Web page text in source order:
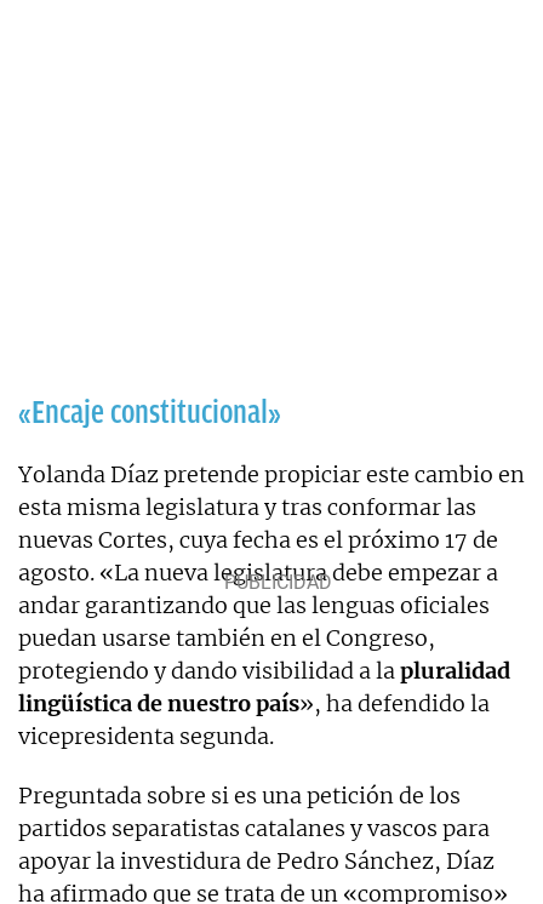
«Encaje constitucional»
Yolanda Díaz pretende propiciar este cambio en
esta misma legislatura y tras conformar las
nuevas Cortes, cuya fecha es el próximo 17 de
agosto. «La nueva legislatura debe empezar a
andar garantizando que las lenguas oficiales
puedan usarse también en el Congreso,
protegiendo y dando visibilidad a lapluralidad
lingüística de nuestro país», ha defendido la
vicepresidenta segunda.
Preguntada sobre si es una petición de los
partidos separatistas catalanes y vascos para
apoyar la investidura de Pedro Sánchez, Díaz
ha afirmado que se trata de un «compromiso»